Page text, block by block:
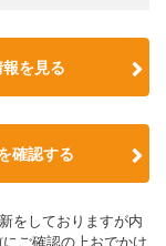
を見る
確認する
をしておりますが内
ご確認の上おでかけ